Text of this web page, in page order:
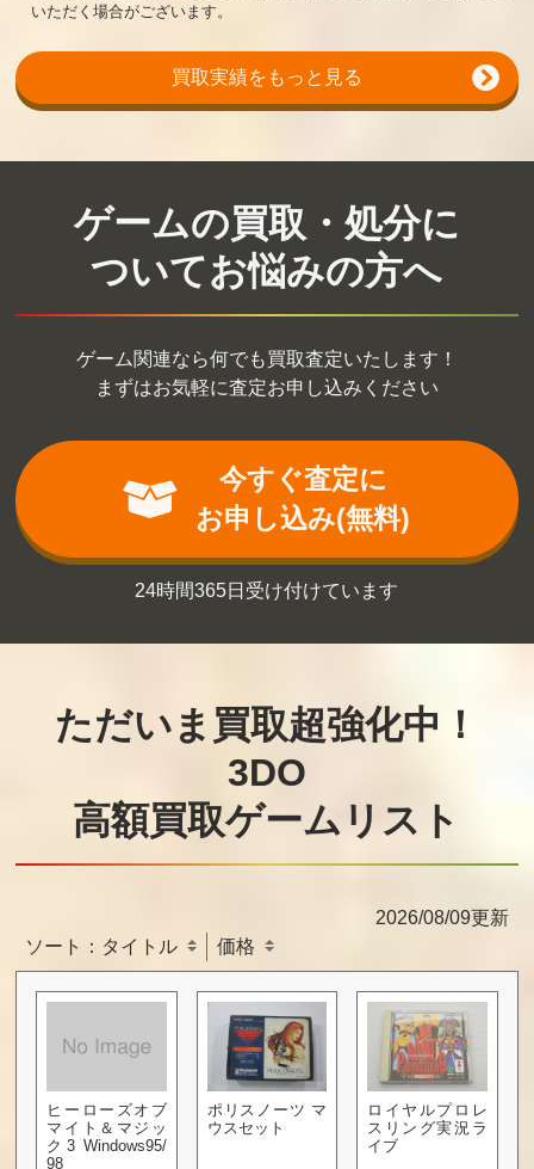
いただく場合がございます。
買取実績をもっと見る
ゲームの買取・処分に
ついてお悩みの方へ
ゲーム関連なら何でも買取査定いたします！
まずはお気軽に査定お申し込みください
今すぐ査定に
お申し込み(無料)
24時間365日受け付けています
ただいま買取超強化中！
3DO
高額買取ゲームリスト
ソート： タイトル 価格
2026/08/09更新
ヒーローズオブ
マイト＆マジッ
ク3 Windows95/
98
ポリスノーツ マ
ウスセット
ロイヤルプロレ
スリング実況ラ
イブ